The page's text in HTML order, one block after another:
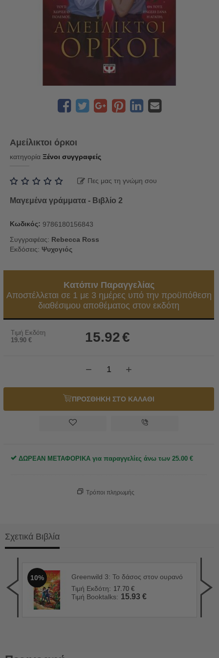
Αμείλικτοι όρκοι
κατηγορία Ξένοι συγγραφείς
Πες μας τη γνώμη σου
Μαγεμένα γράμματα - Βιβλίο 2
Κωδικός: 9786180156843
Συγγραφέας: Rebecca Ross
Εκδόσεις: Ψυχογιός
Κατόπιν Παραγγελίας
Αποστέλλεται σε 1 με 3 ημέρες υπό την προϋπόθεση
διαθέσιμου αποθέματος στον εκδότη
Τιμή Εκδότη
19.90 € 15.92€
+
−
ΠΡΟΣΘΗΚΗ ΣΤΟ ΚΑΛΑΘΙ
ΔΩΡΕΑΝ ΜΕΤΑΦΟΡΙΚΑ για παραγγελίες άνω των 25.00 €
Τρόποι πληρωμής
Σχετικά Βιβλία
10%
Greenwild 3: Το δάσος στον ουρανό
Τιμή Εκδότη: 17.70 €
Τιμή Booktalks: 15.93 €